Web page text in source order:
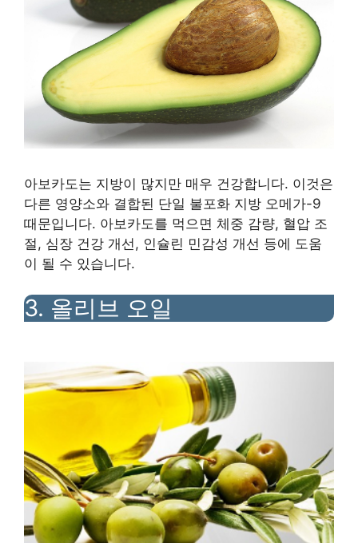
아보카도는 지방이 많지만 매우 건강합니다. 이것은
다른 영양소와 결합된 단일 불포화 지방 오메가-9
때문입니다. 아보카도를 먹으면 체중 감량, 혈압 조
절, 심장 건강 개선, 인슐린 민감성 개선 등에 도움
이 될 수 있습니다.
3. 올리브 오일